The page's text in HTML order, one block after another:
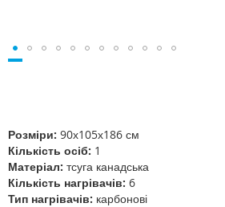
зображень
Розміри: 90х105х186 см
Кількість осіб: 1
Матеріал: тсуга канадська
Кількість нагрівачів: 6
Тип нагрівачів: карбонові